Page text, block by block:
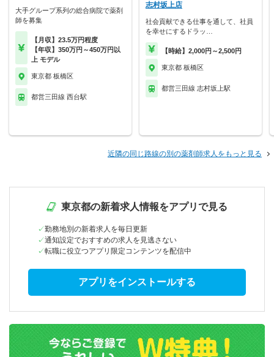
大手グループ系列の総合病院で薬剤
師を募集
【月収】23.5万円程度
【年収】350万円～450万円以
上 モデル
東京都 板橋区
都営三田線 西台駅
志村坂上店
社会貢献できる仕事を通して、社員
を幸せにするドラッ…
【時給】2,000円～2,500円
東京都 板橋区
都営三田線 志村坂上駅
近隣の同じ路線の別の薬剤師求人をもっと見る
東京都の新着求人情報をアプリで見る
勤務地別の新着求人を毎日更新
通知設定でおすすめの求人を見逃さない
転職に役立つアプリ限定コンテンツを配信中
アプリをインストールする